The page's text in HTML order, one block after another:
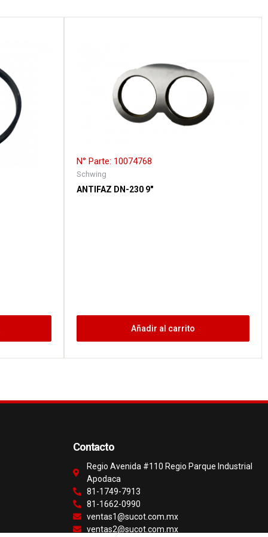
N° Parte: 10074768
Schwing
ANTIFAZ DN-230 9″
Añadir al carrito
Contacto
Regio Avenida #110 Regio Parque Industrial
Apodaca
81-1749-7913
81-1662-0990
ventas1@sucot.com.mx
ventas2@sucot.com.mx